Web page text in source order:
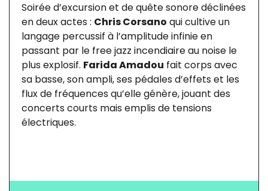
Soirée d’excursion et de quête sonore déclinées
en deux actes : Chris Corsano qui cultive un
langage percussif à l’amplitude infinie en
passant par le free jazz incendiaire au noise le
plus explosif. Farida Amadou fait corps avec
sa basse, son ampli, ses pédales d’effets et les
flux de fréquences qu’elle génère, jouant des
concerts courts mais emplis de tensions
électriques.